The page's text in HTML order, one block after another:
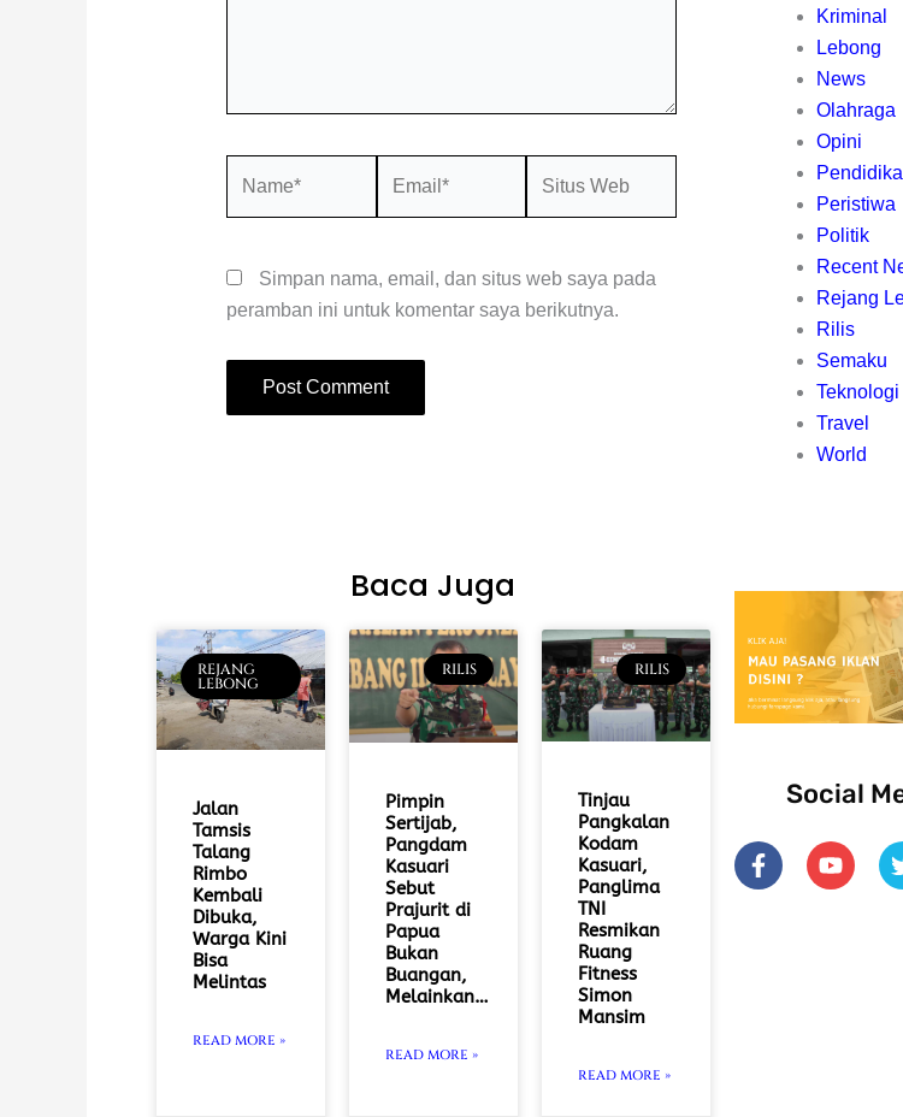
Simpan nama, email, dan situs web saya pada
peramban ini untuk komentar saya berikutnya.
Kriminal
Lebong
News
Olahraga
Opini
Peristiwa
Politik
Recent
Rejang
Rilis
Semaku
Teknologi
Travel
World
Baca Juga
REJANG
LEBONG
Jalan
Tamsis
Talang
Rimbo
Kembali
Dibuka,
Warga Kini
Bisa
Melintas
READ MORE »
RILIS
Pimpin
Sertijab,
Pangdam
Kasuari
Sebut
Prajurit di
Papua
Bukan
Buangan,
Melainkan…
READ MORE »
RILIS
Tinjau
Pangkalan
Kodam
Kasuari,
Panglima
TNI
Resmikan
Ruang
Fitness
Simon
Mansim
READ MORE »
Social
F
a
c
Y
o
u